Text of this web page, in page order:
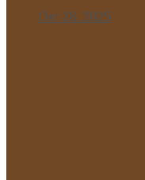
Οκτ 28, 2025